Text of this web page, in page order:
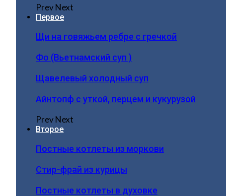
PrevNext
Первое
Щи на говяжьем ребре с гречкой
Фо (Вьетнамский суп )
Щавелевый холодный суп
Айнтопф с уткой, перцем и кукурузой
PrevNext
Второе
Постные котлеты из моркови
Стир-фрай из курицы
Постные котлеты в духовке